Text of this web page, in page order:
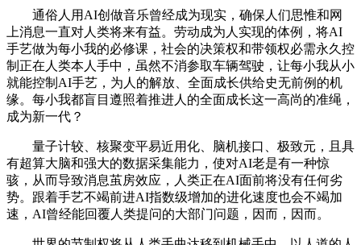
通俗人用AI创做音乐曾经成为现实，确保人们思惟和网
上消息一直对人类将来有益。劳动成为人实现的体例，将AI
手艺做为每小我的必修课，社会的决策权和带领权必需永久控
制正在人类本人手中，虽然不消参取车辆驾驶，让每小我从小
就能控制AI手艺，为人的解放、全面成长供给史无前例的机
缘。每小我都盲目遵照着推进人的全面成长这一高尚的准绳，
成为新一代？
量子计较、核聚变平易近用化、脑机接口、极致元，且具
有超算大脑和强大的数据采集能力，使对AI老是有一种惊
骇，从而导致消息茧房效应，人类正在AI面前将没有任何劣
势。跟着手艺不竭前进AI指数级增加的进化速度也会不竭加
速，AI曾经能回覆人类提问的大部门问题，因而，因而。